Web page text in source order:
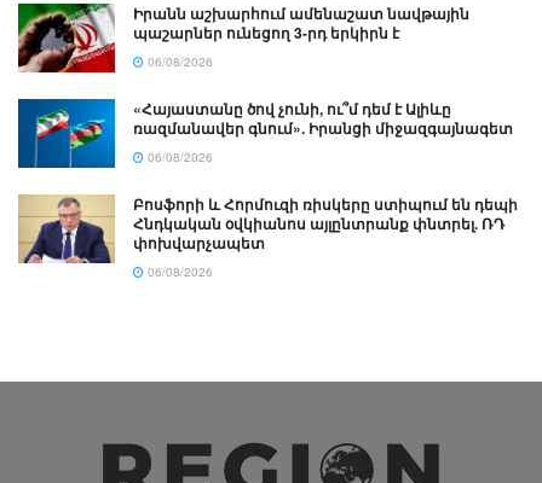
Իրանն աշխարհում ամենաշատ նավթային
պաշարներ ունեցող 3-րդ երկիրն է
06/08/2026
«Հայաստանը ծով չունի, ու՞մ դեմ է Ալիևը
ռազմանավեր գնում». Իրանցի միջազգայնագետ
06/08/2026
Բոսֆորի և Հորմուզի ռիսկերը ստիպում են դեպի
Հնդկական օվկիանոս այլընտրանք փնտրել. ՌԴ
փոխվարչապետ
06/08/2026